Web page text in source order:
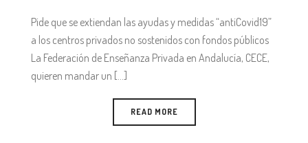
Pide que se extiendan las ayudas y medidas “antiCovid19”
a los centros privados no sostenidos con fondos públicos
La Federación de Enseñanza Privada en Andalucía, CECE,
quieren mandar un [...]
READ MORE